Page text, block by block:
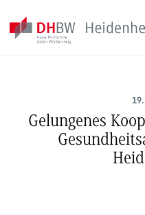
Gelungenes